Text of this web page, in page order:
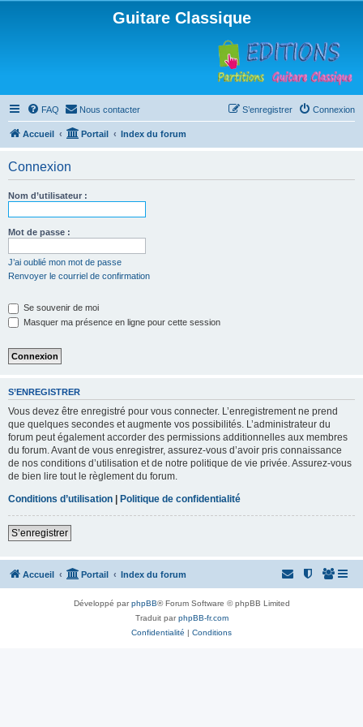
Guitare Classique
FAQ Nous contacter Connexion
S’enregistrer
Accueil Portail Index du forum
Connexion
Nom d’utilisateur :
Mot de passe :
J’ai oublié mon mot de passe
Renvoyer le courriel de confirmation
Se souvenir de moi
Masquer ma présence en ligne pour cette session
S’ENREGISTRER
Vous devez être enregistré pour vous connecter. L’enregistrement ne prend
que quelques secondes et augmente vos possibilités. L’administrateur du
forum peut également accorder des permissions additionnelles aux membres
du forum. Avant de vous enregistrer, assurez-vous d’avoir pris connaissance
de nos conditions d’utilisation et de notre politique de vie privée. Assurez-vous
de bien lire tout le règlement du forum.
Conditions d’utilisation | Politique de confidentialité
S’enregistrer
Accueil Portail Index du forum
Développé parphpBB® Forum Software © phpBB Limited
Traduit parphpBB-fr.com
Confidentialité | Conditions